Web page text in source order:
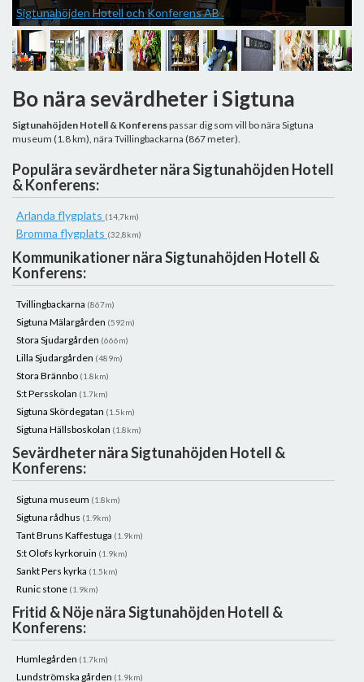
Sigtunahöjden Hotell och Konferens AB .
Bo nära sevärdheter i Sigtuna
Sigtunahöjden Hotell & Konferenspassar dig som vill bo nära Sigtuna
museum (1.8 km), nära Tvillingbackarna (867 meter).
Populära sevärdheter nära Sigtunahöjden Hotell
& Konferens:
Arlanda flygplats (14,7km)
Bromma flygplats (32,8km)
Kommunikationer nära Sigtunahöjden Hotell &
Konferens:
Tvillingbackarna (867m)
Sigtuna Mälargården (592m)
Stora Sjudargården (666m)
Lilla Sjudargården (489m)
Stora Brännbo (1.8km)
S:t Persskolan (1.7km)
Sigtuna Skördegatan (1.5km)
Sigtuna Hällsboskolan (1.8km)
Sevärdheter nära Sigtunahöjden Hotell &
Konferens:
Sigtuna museum (1.8km)
Sigtuna rådhus (1.9km)
Tant Bruns Kaffestuga (1.9km)
S:t Olofs kyrkoruin (1.9km)
Sankt Pers kyrka (1.5km)
Runic stone (1.9km)
Fritid & Nöje nära Sigtunahöjden Hotell &
Konferens:
Humlegården (1.7km)
Lundströmska gården (1.9km)